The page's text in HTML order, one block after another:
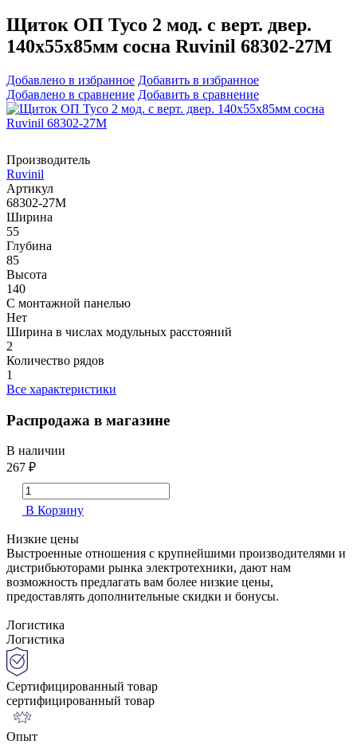
Щиток ОП Тусо 2 мод. с верт. двер.
140х55х85мм сосна Ruvinil 68302-27М
Добавлено в избранное Добавить в избранное
Добавлено в сравнение Добавить в сравнение
Производитель
Ruvinil
Артикул
68302-27М
Ширина
55
Глубина
85
Высота
140
С монтажной панелью
Нет
Ширина в числах модульных расстояний
2
Количество рядов
1
Все характеристики
Распродажа в магазине
В наличии
267 ₽
В Корзину
Низкие цены
Выстроенные отношения с крупнейшими производителями и
дистрибьюторами рынка электротехники, дают нам
возможность предлагать вам более низкие цены,
предоставлять дополнительные скидки и бонусы.
Логистика
Логистика
Сертифицированный товар
сертифицированный товар
Опыт